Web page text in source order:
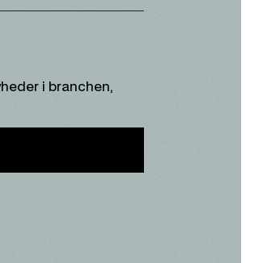
i branchen,